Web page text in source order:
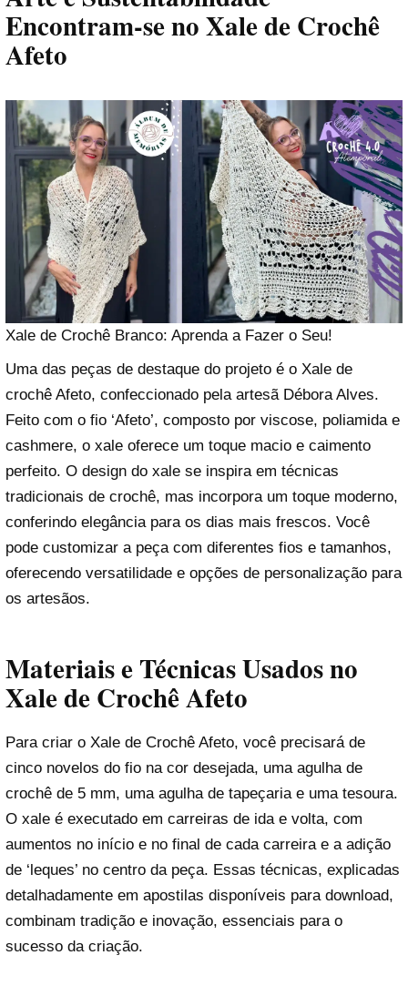
Encontram-se no Xale de Crochê
Afeto
Xale de Crochê Branco: Aprenda a Fazer o Seu!
Uma das peças de destaque do projeto é o Xale de
crochê Afeto, confeccionado pela artesã Débora Alves.
Feito com o fio ‘Afeto’, composto por viscose, poliamida e
cashmere, o xale oferece um toque macio e caimento
perfeito. O design do xale se inspira em técnicas
tradicionais de crochê, mas incorpora um toque moderno,
conferindo elegância para os dias mais frescos. Você
pode customizar a peça com diferentes fios e tamanhos,
oferecendo versatilidade e opções de personalização para
os artesãos.
Materiais e Técnicas Usados no
Xale de Crochê Afeto
Para criar o Xale de Crochê Afeto, você precisará de
cinco novelos do fio na cor desejada, uma agulha de
crochê de 5 mm, uma agulha de tapeçaria e uma tesoura.
O xale é executado em carreiras de ida e volta, com
aumentos no início e no final de cada carreira e a adição
de ‘leques’ no centro da peça. Essas técnicas, explicadas
detalhadamente em apostilas disponíveis para download,
combinam tradição e inovação, essenciais para o
sucesso da criação.